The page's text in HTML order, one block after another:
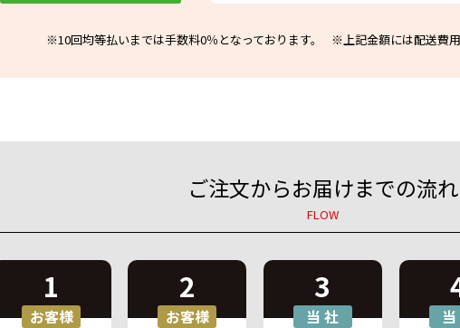
※10回均等払いまでは手数料0％となっております。 ※上記金額には配送費
ご注文からお届けまでの流れ
FLOW
1
お客様
2
お客様
3
当 社 当